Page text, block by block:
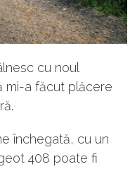
cu noul
mi-a făcut plăcere
închegată, cu un
408 poate fi